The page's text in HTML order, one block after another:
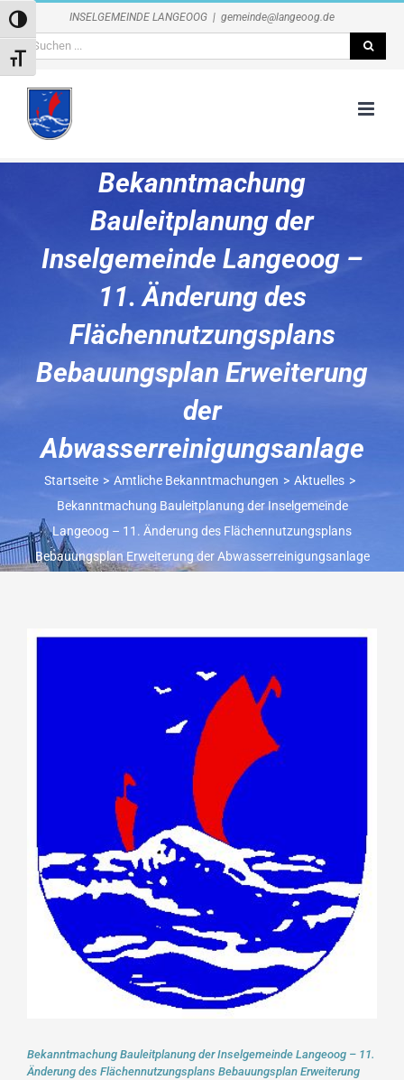
Zum
springen
INSELGEMEINDE LANGEOOG | gemeinde@langeoog.de
Suche
nach:
Bekanntmachung
Bauleitplanung der
Inselgemeinde Langeoog –
11. Änderung des
Flächennutzungsplans
Bebauungsplan Erweiterung
der
Abwasserreinigungsanlage
Startseite Amtliche Bekanntmachungen
Aktuelles
Bekanntmachung Bauleitplanung der Inselgemeinde
Langeoog – 11. Änderung des Flächennutzungsplans
Bebauungsplan Erweiterung der Abwasserreinigungsanlage
Umschalten auf hohe Kontraste
Schrift vergrößern
Zeige
Bekanntmachung Bauleitplanung der Inselgemeinde Langeoog – 11.
Änderung des Flächennutzungsplans Bebauungsplan Erweiterung